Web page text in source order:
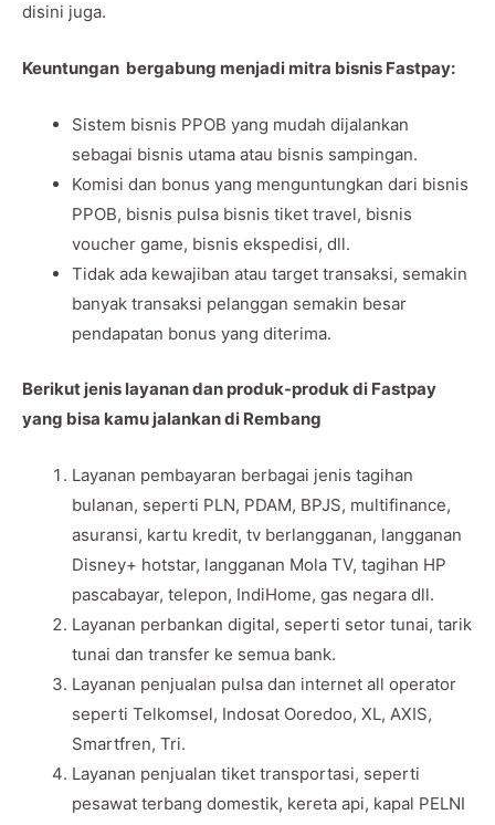
disini juga.
Keuntungan bergabung menjadi mitra bisnis Fastpay:
Sistem bisnis PPOB yang mudah dijalankan
sebagai bisnis utama atau bisnis sampingan.
Komisi dan bonus yang menguntungkan dari bisnis
PPOB, bisnis pulsa bisnis tiket travel, bisnis
voucher game, bisnis ekspedisi, dll.
Tidak ada kewajiban atau target transaksi, semakin
banyak transaksi pelanggan semakin besar
pendapatan bonus yang diterima.
Berikut jenis layanan dan produk-produk di Fastpay
yang bisa kamu jalankan di Rembang
Layanan pembayaran berbagai jenis tagihan
bulanan, seperti PLN, PDAM, BPJS, multifinance,
asuransi, kartu kredit, tv berlangganan, langganan
Disney+ hotstar, langganan Mola TV, tagihan HP
pascabayar, telepon, IndiHome, gas negara dll.
Layanan perbankan digital, seperti setor tunai, tarik
tunai dan transfer ke semua bank.
Layanan penjualan pulsa dan internet all operator
seperti Telkomsel, Indosat Ooredoo, XL, AXIS,
Smartfren, Tri.
Layanan penjualan tiket transportasi, seperti
pesawat terbang domestik, kereta api, kapal PELNI